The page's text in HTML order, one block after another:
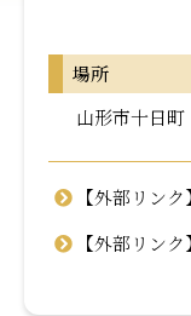
場所
山形市十日町
【外部リン
【外部リン